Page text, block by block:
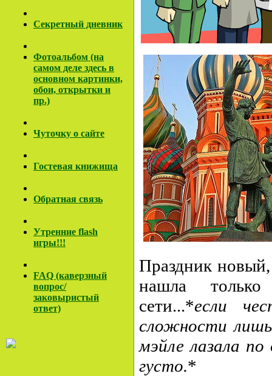
Секретный дневник
Фотоальбом (на
самом деле здесь в
основном картинки,
обои, открытки и
пр.)
Чуточку о сайте
Гостевая книжища
Обратная связь
Утренние flash
игры!!!
FAQ (каверзный
вопрос/
заковыристый
ответ)
Праздник
нашла
сети...*если
сложности
мэйле лазала
густо.*